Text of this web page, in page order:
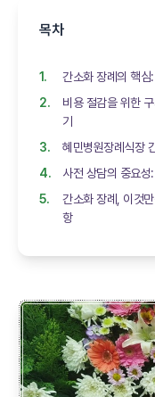
목차
간소화 장례의 핵심
비용 절감을 위한
기
혜민병원장례식장
사전 상담의 중요
간소화 장례, 이것
항